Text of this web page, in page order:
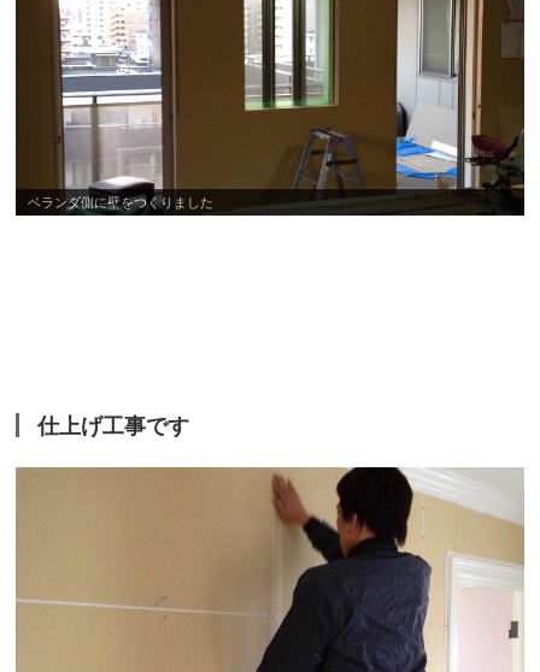
ベランダ側に壁をつくりました
仕上げ工事です